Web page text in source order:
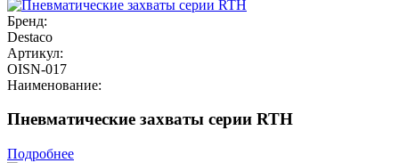
Бренд:
Destaco
Артикул:
OISN-017
Наименование:
Пневматические захваты серии RTH
Подробнее